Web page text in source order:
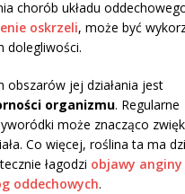
chorób układu
oskrzeli, może być
dolegliwości.
obszarów jej działania jest
organizmu. Regularne
może znacząco
Co więcej, roślina ta ma
łagodzi objawy anginy
oddechowych.